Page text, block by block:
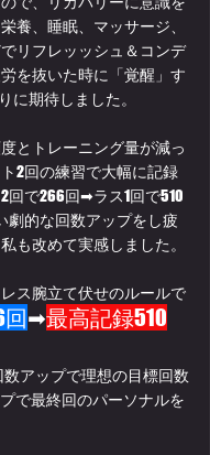
養、睡眠、マッサージ、
リフレッッシュ＆コンデ
を抜いた時に「覚醒」す
に期待しました。
とトレーニング量が減っ
2回の練習で大幅に記録
回で266回➡ラス1回で510
劇的な回数アップをし疲
も改めて実感しました。
ス腕立て伏せのルールで
➡最高記録510
数アップで理想の目標回数
で最終回のパーソナルを